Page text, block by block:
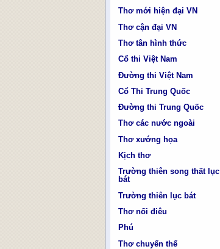
Thơ mới hiện đại VN
Thơ cận đại VN
Thơ tân hình thức
Cổ thi Việt Nam
Đường thi Việt Nam
Cổ Thi Trung Quốc
Đường thi Trung Quốc
Thơ các nước ngoài
Thơ xướng họa
Kịch thơ
Trường thiên song thất lục
bát
Trường thiên lục bát
Thơ nối điêu
Phú
Thơ chuyển thể